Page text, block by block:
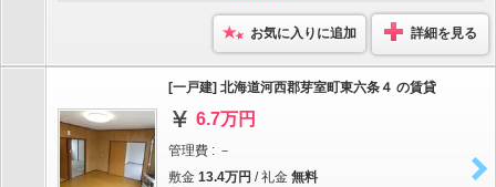
お気に入りに追加 詳細を見る
[一戸建] 北海道河西郡芽室町東六条４ の賃貸
6.7万円
管理費 : －
敷金 13.4万円 / 礼金 無料